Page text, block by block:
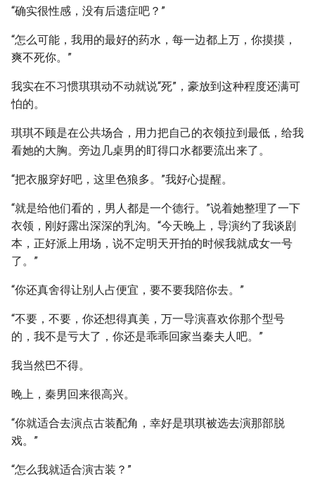
“确实很性感，没有后遗症吧？”
“怎么可能，我用的最好的药水，每一边都上万，你摸摸，
爽不死你。”
我实在不习惯琪琪动不动就说“死”，豪放到这种程度还满可
怕的。
琪琪不顾是在公共场合，用力把自己的衣领拉到最低，给我
看她的大胸。旁边几桌男的盯得口水都要流出来了。
“把衣服穿好吧，这里色狼多。”我好心提醒。
“就是给他们看的，男人都是一个德行。”说着她整理了一下
衣领，刚好露出深深的乳沟。“今天晚上，导演约了我谈剧
本，正好派上用场，说不定明天开拍的时候我就成女一号
了。”
“你还真舍得让别人占便宜，要不要我陪你去。”
“不要，不要，你还想得真美，万一导演喜欢你那个型号
的，我不是亏大了，你还是乖乖回家当秦夫人吧。”
我当然巴不得。
晚上，秦男回来很高兴。
“你就适合去演点古装配角，幸好是琪琪被选去演那部脱
戏。”
“怎么我就适合演古装？”